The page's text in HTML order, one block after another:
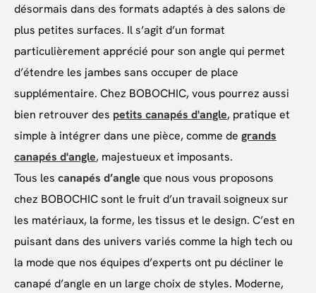
désormais dans des formats adaptés à des salons de
plus petites surfaces. Il s’agit d’un format
particulièrement apprécié pour son angle qui permet
d’étendre les jambes sans occuper de place
supplémentaire. Chez BOBOCHIC, vous pourrez aussi
bien retrouver des petits canapés d'angle, pratique et
simple à intégrer dans une pièce, comme de grands
canapés d'angle, majestueux et imposants.
Tous les canapés d’angle que nous vous proposons
chez BOBOCHIC sont le fruit d’un travail soigneux sur
les matériaux, la forme, les tissus et le design. C’est en
puisant dans des univers variés comme la high tech ou
la mode que nos équipes d’experts ont pu décliner le
canapé d’angle en un large choix de styles. Moderne,